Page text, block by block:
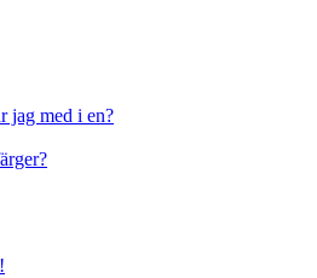
jag med i en?